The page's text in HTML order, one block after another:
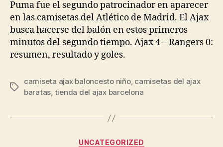
Puma fue el segundo patrocinador en aparecer
en las camisetas del Atlético de Madrid. El Ajax
busca hacerse del balón en estos primeros
minutos del segundo tiempo. Ajax 4 – Rangers 0:
resumen, resultado y goles.
Etiquetas
camiseta ajax baloncesto niño, camisetas del ajax
baratas, tienda del ajax barcelona
Categorías
UNCATEGORIZED